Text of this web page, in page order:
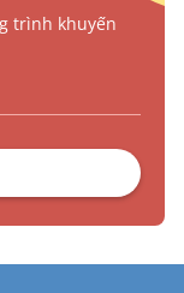
trình khuyến